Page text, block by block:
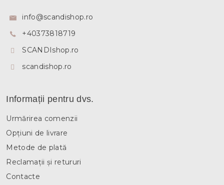
info@scandishop.ro
+40373818719
SCANDIshop.ro
scandishop.ro
Informații pentru dvs.
Urmărirea comenzii
Opțiuni de livrare
Metode de plată
Reclamații și retururi
Contacte